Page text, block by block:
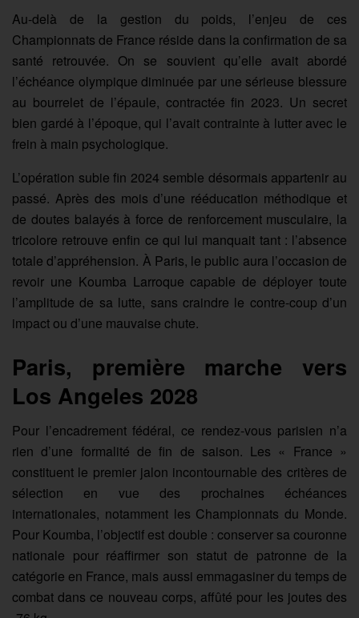
Au-delà de la gestion du poids, l’enjeu de ces
Championnats de France réside dans la confirmation de sa
santé retrouvée. On se souvient qu’elle avait abordé
l’échéance olympique diminuée par une sérieuse blessure
au bourrelet de l’épaule, contractée fin 2023. Un secret
bien gardé à l’époque, qui l’avait contrainte à lutter avec le
frein à main psychologique.
L’opération subie fin 2024 semble désormais appartenir au
passé. Après des mois d’une rééducation méthodique et
de doutes balayés à force de renforcement musculaire, la
tricolore retrouve enfin ce qui lui manquait tant : l’absence
totale d’appréhension. À Paris, le public aura l’occasion de
revoir une Koumba Larroque capable de déployer toute
l’amplitude de sa lutte, sans craindre le contre-coup d’un
impact ou d’une mauvaise chute.
Paris, première marche vers
Los Angeles 2028
Pour l’encadrement fédéral, ce rendez-vous parisien n’a
rien d’une formalité de fin de saison. Les « France »
constituent le premier jalon incontournable des critères de
sélection en vue des prochaines échéances
internationales, notamment les Championnats du Monde.
Pour Koumba, l’objectif est double : conserver sa couronne
nationale pour réaffirmer son statut de patronne de la
catégorie en France, mais aussi emmagasiner du temps de
combat dans ce nouveau corps, affûté pour les joutes des